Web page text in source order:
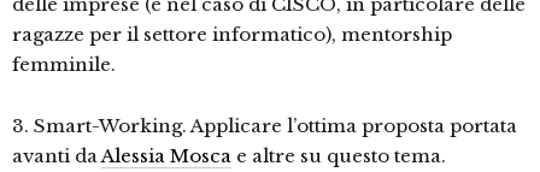
delle imprese (e nel caso di CISCO, in particolare delle
ragazze per il settore informatico), mentorship
femminile.
3. Smart-Working. Applicare l’ottima proposta portata
avanti daAlessia Mosca e altre su questo tema.